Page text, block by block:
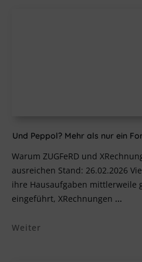
Und Peppol? Mehr als nur ein
Warum ZUGFeRD und
ausreichen Stand: 26.02.2026
ihre Hausaufgaben mittlerweile
eingeführt, XRechnungen ...
Weiter